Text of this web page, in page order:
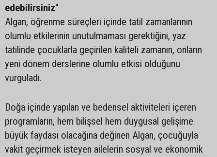
edebilirsiniz"
Algan, öğrenme süreçleri içinde tatil zamanlarının
olumlu etkilerinin unutulmaması gerektiğini, yaz
tatilinde çocuklarla geçirilen kaliteli zamanın, onların
yeni dönem derslerine olumlu etkisi olduğunu
vurguladı.
Doğa içinde yapılan ve bedensel aktiviteleri içeren
programların, hem bilişsel hem duygusal gelişime
büyük faydası olacağına değinen Algan, çocuğuyla
vakit geçirmek isteyen ailelerin sosyal ve ekonomik